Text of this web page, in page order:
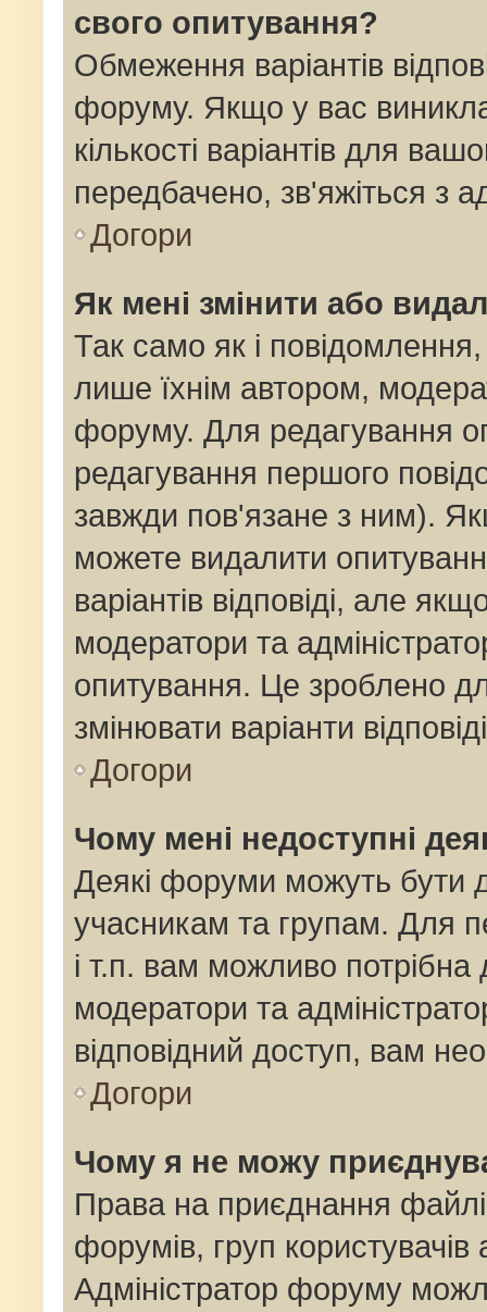
свого опитування?
Обмеження варіантів
форуму. Якщо у вас виникла
кількості варіантів для
передбачено, зв'яжіться з
Догори
Як мені змінити або
Так само як і
лише їхнім автором,
форуму. Для редагування
редагування першого
завжди пов'язане з ним).
можете видалити
варіантів відповіді, але
модератори та
опитування. Це зроблено
змінювати варіанти
Догори
Чому мені недоступні
Деякі форуми можуть бути
учасникам та групам. Для
і т.п. вам можливо
модератори та
відповідний доступ, вам
Догори
Чому я не можу
Права на приєднання
форумів, груп
Адміністратор форуму